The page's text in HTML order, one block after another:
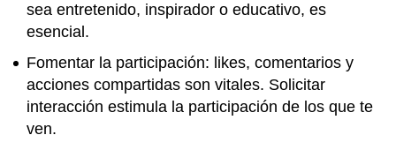
sea entretenido, inspirador o educativo, es
esencial.
Fomentar la participación: likes, comentarios y
acciones compartidas son vitales. Solicitar
interacción estimula la participación de los que te
ven.